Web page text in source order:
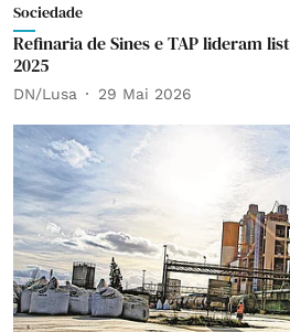
Sociedade
Refinaria de Sines e TAP lideram
2025
DN/Lusa 29 Mai 2026